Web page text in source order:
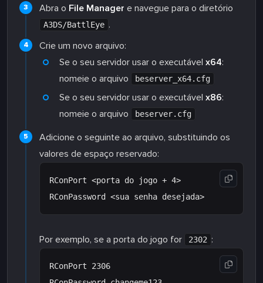
Abra o File Manager e navegue para o diretório
A3DS/BattlEye .
Crie um novo arquivo:
Se o seu servidor usar o executável x64:
nomeie o arquivo
beserver_x64.cfg
Se o seu servidor usar o executável x86:
nomeie o arquivo
beserver.cfg
Adicione o seguinte ao arquivo, substituindo os
valores de espaço reservado:
RConPort <porta do jogo + 4>
Por exemplo, se a porta do jogo for 2302 :
RConPort 2306